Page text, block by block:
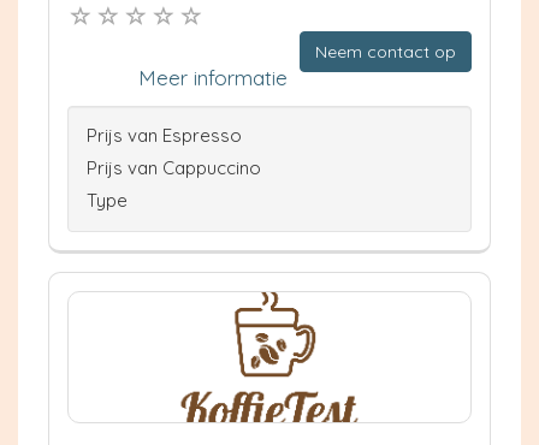
Neem contact op
Meer informatie
Prijs van Espresso
Prijs van Cappuccino
Type